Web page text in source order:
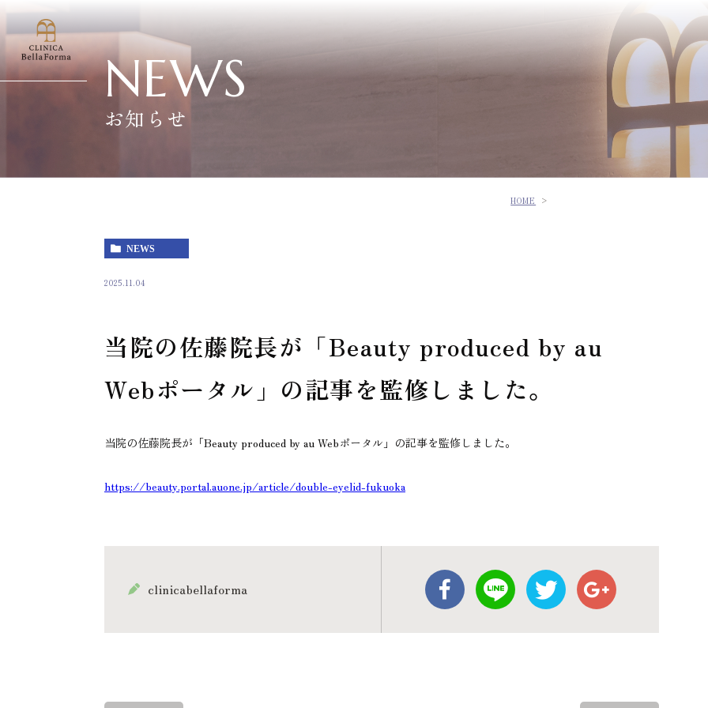
NEWS
お知らせ
HOME
NEWS
2025.11.04
当院の佐藤院長が「Beauty produced by au
Webポータル」の記事を監修しました。
当院の佐藤院長が「Beauty produced by au Webポータル」の記事を監修しました。
https://beauty.portal.auone.jp/article/double-eyelid-fukuoka
clinicabellaforma